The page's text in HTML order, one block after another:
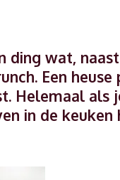
ding wat,
Een
Helemaal als
in de